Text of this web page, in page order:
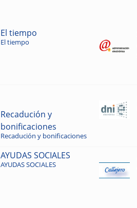
El tiempo
El tiempo
Recadución y
bonificaciones
Recadución y bonificaciones
AYUDAS SOCIALES
AYUDAS SOCIALES